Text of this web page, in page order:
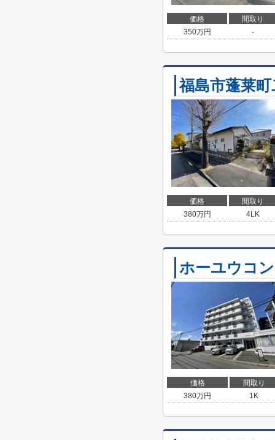
価格
間取り
350万円 -
福島市蓬莱
価格
間取り
380万円 4LK
ホーユウコ
価格
間取り
380万円 1K